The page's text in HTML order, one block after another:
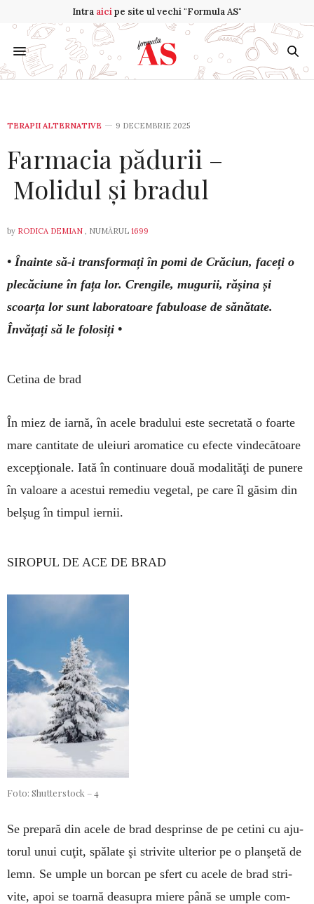
Intra aicipe site ul vechi "Formula AS"
TERAPII ALTERNATIVE 9 DECEMBRIE 2025
Farmacia pădurii –
Molidul și bradul
by RODICA DEMIAN , NUMĂRUL 1699
• Înainte să-i transformați în pomi de Crăciun, faceți o
plecă­ciu­ne în fața lor. Crengile, mugurii, rășina și
scoarța lor sunt laboratoare fabuloase de sănătate.
Învățați să le folosiți •
Cetina de brad
În miez de iarnă, în acele bra­dului este secre­tată o foarte
mare cantitate de uleiuri aro­ma­ti­ce cu efecte vindecă­toare
ex­cep­ţio­nale. Iată în con­tinua­re două mo­da­li­tăţi de pu­nere
în valoare a acestui re­me­diu vege­tal, pe care îl găsim din
belşug în timpul iernii.
SIROPUL DE ACE DE BRAD
Foto: Shutterstock – 4
Se prepară din acele de brad desprinse de pe cetini cu aju­
torul unui cuţit, spălate şi stri­vite ulte­rior pe o planşetă de
lemn. Se um­ple un borcan pe sfert cu acele de brad stri­
vite, apoi se toarnă dea­supra miere până se umple com­